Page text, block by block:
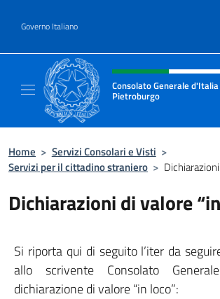
Governo Italiano
Intestazione sito,
Consolato Generale d'Italia
Pietroburgo
Home > Servizi Consolari e Visti >
Servizi per il cittadino straniero >
Dichiarazioni di valore
Si riporta qui di seguito l’iter da
allo scrivente Consolato
dichiarazione di valore “in loco”: